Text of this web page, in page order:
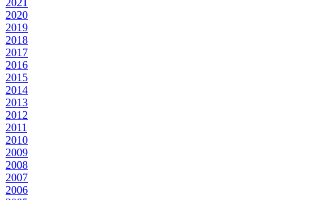
2021
2020
2019
2018
2017
2016
2015
2014
2013
2012
2011
2010
2009
2008
2007
2006